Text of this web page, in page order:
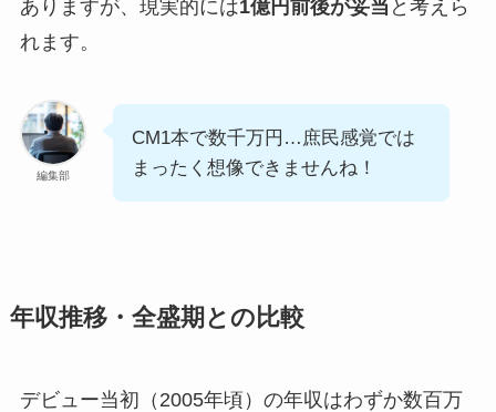
ありますが、現実的には1億円前後が妥当 と考えら
れます。
編集部
CM1本で数千万円…庶民感覚では
まったく想像できませんね！
年収推移・全盛期との比較
デビュー当初（2005年頃）の年収はわずか数百万